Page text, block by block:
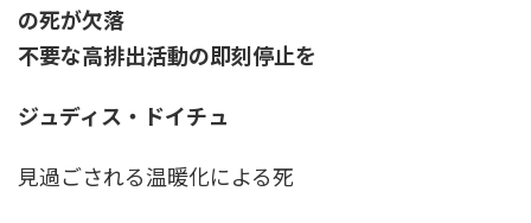
の死が欠落
不要な高排出活動の即刻停止を
ジュディス・ドイチュ
見過ごされる温暖化による死